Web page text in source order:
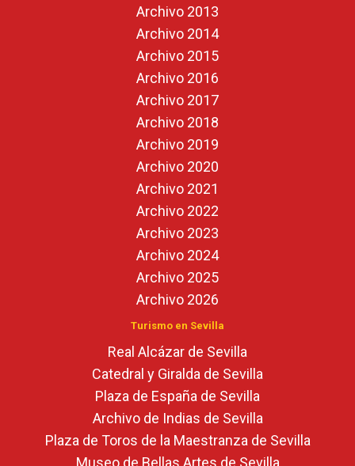
Archivo 2013
Archivo 2014
Archivo 2015
Archivo 2016
Archivo 2017
Archivo 2018
Archivo 2019
Archivo 2020
Archivo 2021
Archivo 2022
Archivo 2023
Archivo 2024
Archivo 2025
Archivo 2026
Turismo en Sevilla
Real Alcázar de Sevilla
Catedral y Giralda de Sevilla
Plaza de España de Sevilla
Archivo de Indias de Sevilla
Plaza de Toros de la Maestranza de Sevilla
Museo de Bellas Artes de Sevilla